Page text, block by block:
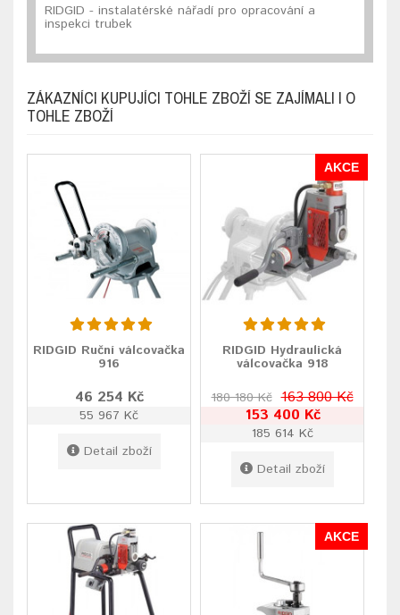
RIDGID - instalatérské nářadí pro opracování a
inspekci trubek
ZÁKAZNÍCI KUPUJÍCI TOHLE ZBOŽÍ SE ZAJÍMALI I O
TOHLE ZBOŽÍ
RIDGID Ruční válcovačka
916
46 254 Kč
55 967 Kč
Detail zboží
AKCE
RIDGID Hydraulická
válcovačka 918
180 180 Kč 163 800 Kč
153 400 Kč
185 614 Kč
Detail zboží
AKCE